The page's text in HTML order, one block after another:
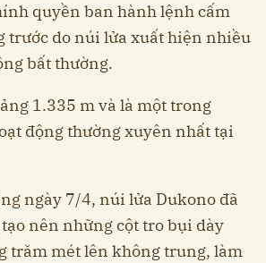
quyền ban hành lệnh cấm
trước do núi lửa xuất hiện nhiều
bất thường.
1.335 m và là một trong
động thường xuyên nhất tại
ngày 7/4, núi lửa Dukono đã
nên những cột tro bụi dày
trăm mét lên không trung, làm